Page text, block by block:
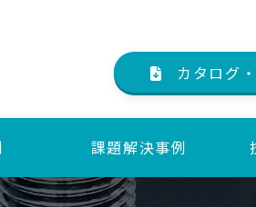
カタログ
課題解決事例